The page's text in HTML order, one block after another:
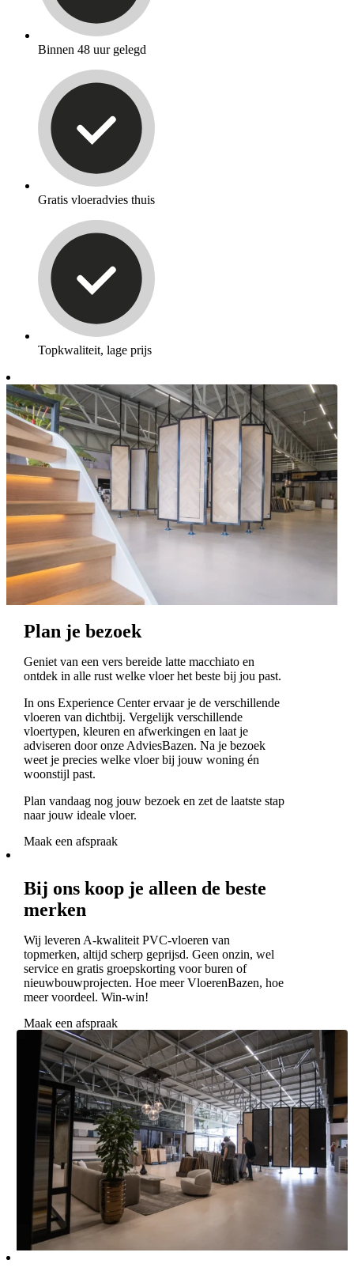
Binnen 48 uur gelegd
Gratis vloeradvies thuis
Topkwaliteit, lage prijs
Plan je bezoek
Geniet van een vers bereide latte macchiato en
ontdek in alle rust welke vloer het beste bij jou past.
In ons Experience Center ervaar je de verschillende
vloeren van dichtbij. Vergelijk verschillende
vloertypen, kleuren en afwerkingen en laat je
adviseren door onze AdviesBazen. Na je bezoek
weet je precies welke vloer bij jouw woning én
woonstijl past.
Plan vandaag nog jouw bezoek en zet de laatste stap
naar jouw ideale vloer.
Maak een afspraak
Bij ons koop je alleen de beste
merken
Wij leveren A-kwaliteit PVC-vloeren van
topmerken, altijd scherp geprijsd. Geen onzin, wel
service en gratis groepskorting voor buren of
nieuwbouwprojecten. Hoe meer VloerenBazen, hoe
meer voordeel. Win-win!
Maak een afspraak